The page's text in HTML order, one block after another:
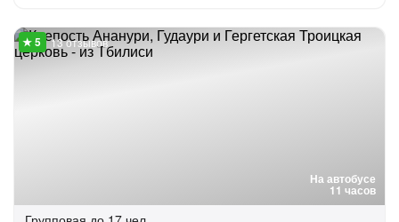
На автобусе
11 часов
13 отзывов